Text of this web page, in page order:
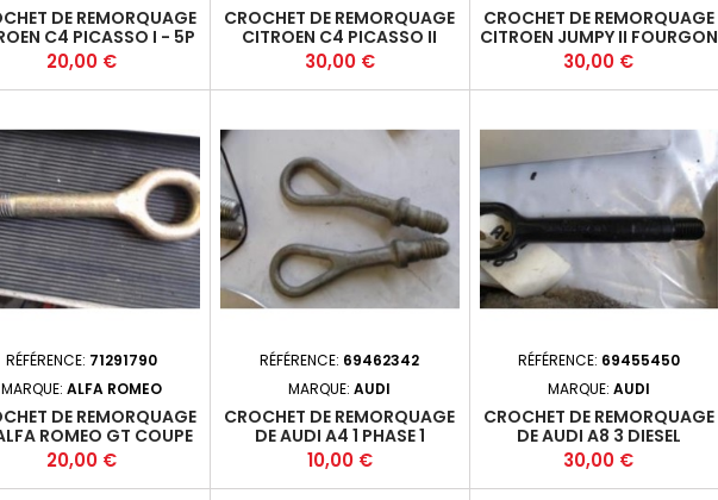
DE REMORQUAGE
C4 PICASSO I - 5P
2007-01-2013-10 +
Prix
20,00 €
CROCHET DE REMORQUAGE
CITROEN C4 PICASSO II
(B78) PHASE 2 - 5P 2016-
09+
Prix
30,00 €
CROCHET DE REMORQUAGE
CITROEN JUMPY II FOURGON
- 4P LONG 2007-01- 2.0HDI
128 FAP (94KW) - AHZ/RH02
/ DW10CD - M6+
Prix
30,00 €
RÉFÉRENCE: 71291790
MARQUE: ALFA ROMEO
DE REMORQUAGE
ROMEO GT COUPE
Prix
20,00 €
RÉFÉRENCE: 69462342
MARQUE:AUDI
CROCHET DE REMORQUAGE
DE AUDI A4 1 PHASE 1
Prix
10,00 €
RÉFÉRENCE: 69455450
MARQUE: AUDI
CROCHET DE REMORQUAGE
DE AUDI A8 3 DIESEL
Prix
30,00 €